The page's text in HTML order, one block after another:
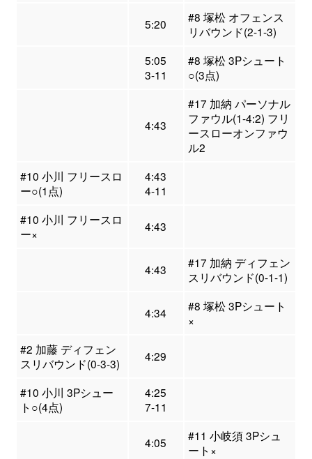
5:20
#8 塚松 オフェンス
リバウンド(2-1-3)
5:05
3-11
#8 塚松 3Pシュート
○(3点)
4:43
#17 加納 パーソナル
ファウル(1-4:2) フリ
ースローオンファウ
ル2
#10 小川 フリースロ
ー○(1点)
4:43
4-11
#10 小川 フリースロ
ー×
4:43
4:43
#17 加納 ディフェン
スリバウンド(0-1-1)
4:34
#8 塚松 3Pシュート
×
#2 加藤 ディフェン
スリバウンド(0-3-3)
4:29
#10 小川 3Pシュー
ト○(4点)
4:25
7-11
4:05
#11 小岐須 3Pシュ
ート×